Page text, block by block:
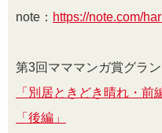
note： https://note.com/
第3回マママンガ賞グラ
「別居ときどき晴れ・前
「後編」